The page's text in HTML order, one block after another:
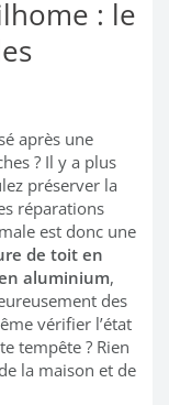
: le
après une
? Il y a plus
préserver la
réparations
est donc une
de toit en
aluminium,
des
vérifier l’état
tempête ? Rien
la maison et de